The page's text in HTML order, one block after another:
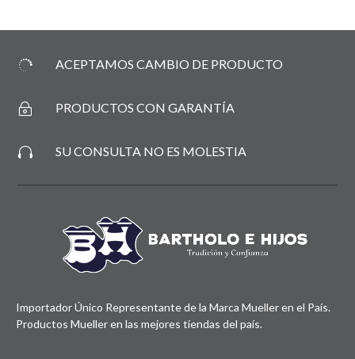
 ACEPTAMOS CAMBIO DE PRODUCTO
~ PRODUCTOS CON GARANTÍA
 SU CONSULTA NO ES MOLESTIA
Importador Único Representante de la Marca Mueller en el País.
Productos Mueller en las mejores tiendas del país.